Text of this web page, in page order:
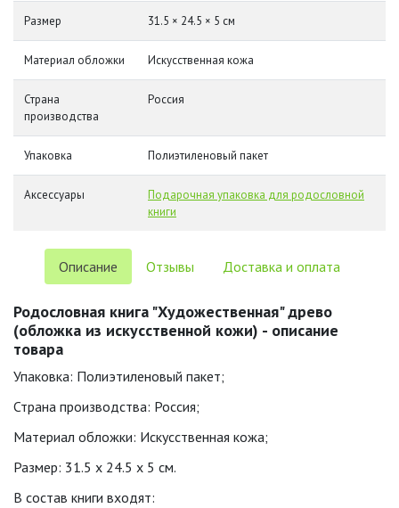
Размер 31.5 × 24.5 × 5 см
Материал обложки Искусственная кожа
Страна
производства
Россия
Упаковка Полиэтиленовый пакет
Аксессуары
Подарочная упаковка для родословной
книги
Описание Отзывы Доставка и оплата
Родословная книга "Художественная" древо
(обложка из искусственной кожи) - описание
товара
Упаковка: Полиэтиленовый пакет;
Страна производства: Россия;
Материал обложки: Искусственная кожа;
Размер: 31.5 x 24.5 x 5 см.
В состав книги входят: